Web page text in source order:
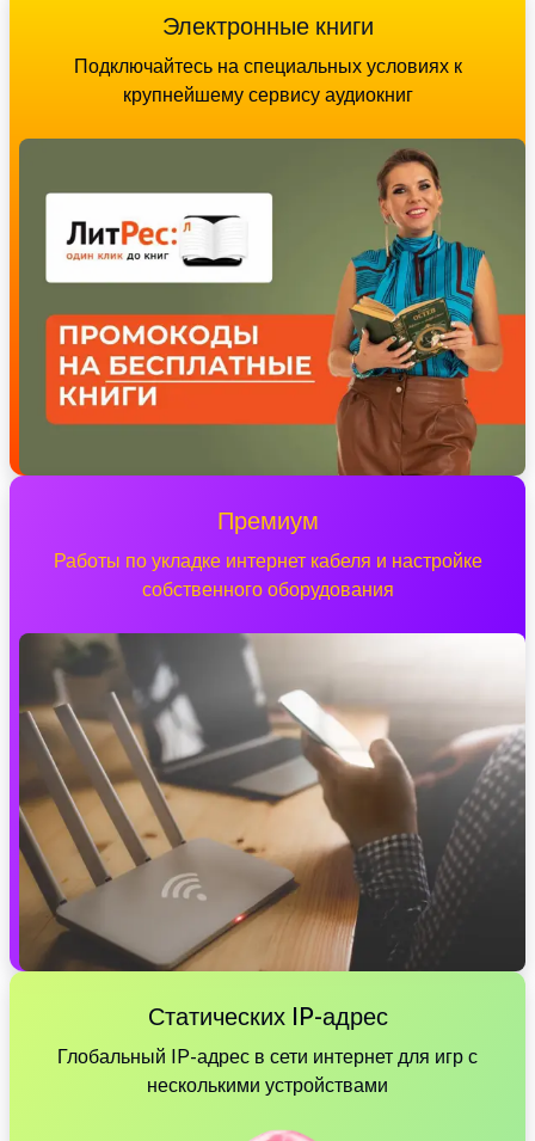
Электронные книги
Подключайтесь на специальных условиях к
крупнейшему сервису аудиокниг
Премиум
Работы по укладке интернет кабеля и настройке
собственного оборудования
Статических IP-адрес
Глобальный IP-адрес в сети интернет для игр с
несколькими устройствами